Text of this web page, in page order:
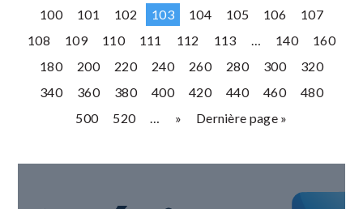
100
101 102 103 104 105 106
107
108
109 110 111 112 113 … 140
160
180
200 220 240 260 280 300
320
340
360 380 400 420 440 460
480
500
520 … » Dernière page »